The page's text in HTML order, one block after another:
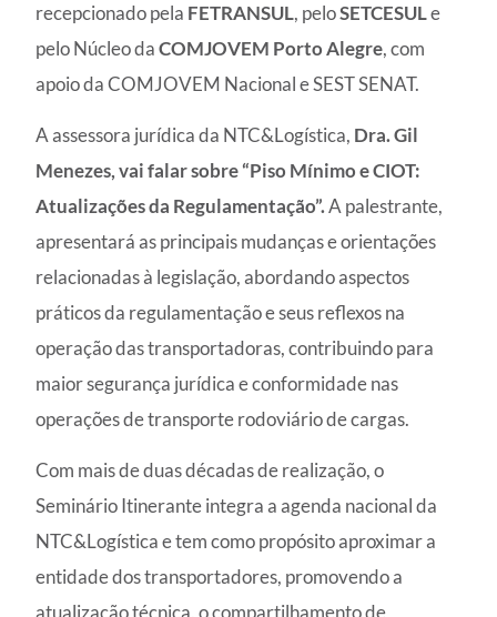
recepcionado pela FETRANSUL, peloSETCESULe
pelo Núcleo daCOMJOVEM Porto Alegre, com
apoio da COMJOVEM Nacional e SEST SENAT.
A assessora jurídica da NTC&Logística, Dra. Gil
Menezes, vai falar sobre “Piso Mínimo e CIOT:
Atualizações da Regulamentação”.A palestrante,
apresentará as principais mudanças e orientações
relacionadas à legislação, abordando aspectos
práticos da regulamentação e seus reflexos na
operação das transportadoras, contribuindo para
maior segurança jurídica e conformidade nas
operações de transporte rodoviário de cargas.
Com mais de duas décadas de realização, o
Seminário Itinerante integra a agenda nacional da
NTC&Logística e tem como propósito aproximar a
entidade dos transportadores, promovendo a